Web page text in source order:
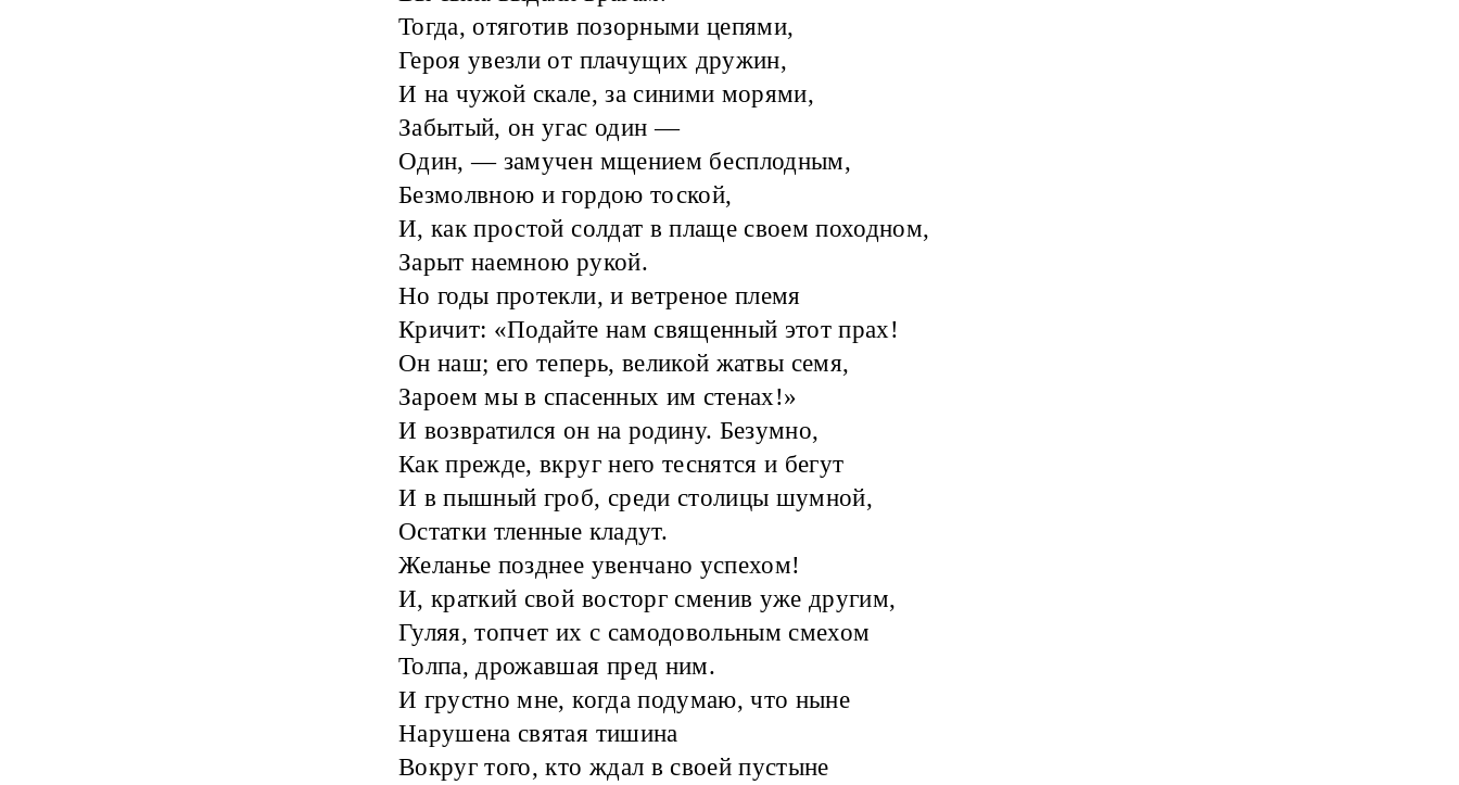
Тогда, отяготив позорными цепями,
Героя увезли от плачущих дружин,
И на чужой скале, за синими морями,
Забытый, он угас один —
Один, — замучен мщением бесплодным,
Безмолвною и гордою тоской,
И, как простой солдат в плаще своем походном,
Зарыт наемною рукой.
Но годы протекли, и ветреное племя
Кричит: «Подайте нам священный этот прах!
Он наш; его теперь, великой жатвы семя,
Зароем мы в спасенных им стенах!»
И возвратился он на родину. Безумно,
Как прежде, вкруг него теснятся и бегут
И в пышный гроб, среди столицы шумной,
Остатки тленные кладут.
Желанье позднее увенчано успехом!
И, краткий свой восторг сменив уже другим,
Гуляя, топчет их с самодовольным смехом
Толпа, дрожавшая пред ним.
И грустно мне, когда подумаю, что ныне
Нарушена святая тишина
Вокруг того, кто ждал в своей пустыне